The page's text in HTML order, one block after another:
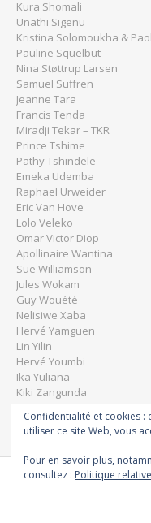
Kura Shomali
Unathi Sigenu
Kristina Solomoukha &
Pauline Squelbut
Nina Støttrup Larsen
Samuel Suffren
Jeanne Tara
Francis Tenda
Miradji Tekar – TKR
Prince Tshime
Pathy Tshindele
Emeka Udemba
Raphael Urweider
Eric Van Hove
Lolo Veleko
Omar Victor Diop
Apollinaire Wantina
Sue Williamson
Jules Wokam
Guy Wouété
Nelisiwe Xaba
Hervé Yamguen
Lin Yilin
Hervé Youmbi
Ika Yuliana
Kiki Zangunda
Dominique Zinkpé
Confidentialité et cookies :
utiliser ce site Web, vous
Pour en savoir plus,
consultez : Politique